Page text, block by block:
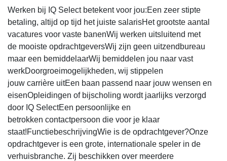
Werken bij IQ Select betekent voor jou:Een zeer stipte
betaling, altijd op tijd het juiste salarisHet grootste aantal
vacatures voor vaste banenWij werken uitsluitend met
de mooiste opdrachtgeversWij zijn geen uitzendbureau
maar een bemiddelaarWij bemiddelen jou naar vast
werkDoorgroeimogelijkheden, wij stippelen
jouw carrière uitEen baan passend naar jouw wensen en
eisenOpleidingen of bijscholing wordt jaarlijks verzorgd
door IQ SelectEen persoonlijke en
betrokken contactpersoon die voor je klaar
staat!FunctiebeschrijvingWie is de opdrachtgever?Onze
opdrachtgever is een grote, internationale speler in de
verhuisbranche. Zij beschikken over meerdere